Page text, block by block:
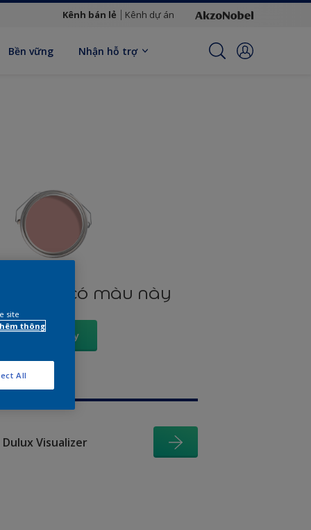
Kênh bán lẻ Kênh dự án
Bền vững Nhận hỗ trợ
phẩm có màu này
Xem Ngay
Visualizer
site
thông
All